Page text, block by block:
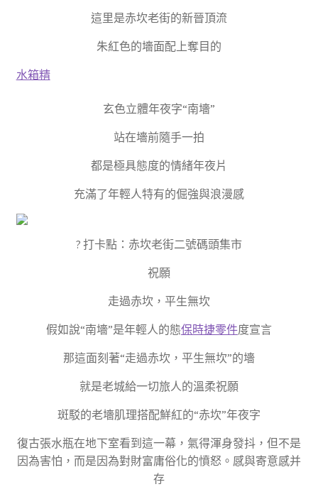
這里是赤坎老街的新晉頂流
朱紅色的墻面配上奪目的
水箱精
玄色立體年夜字“南墻”
站在墻前隨手一拍
都是極具態度的情緒年夜片
充滿了年輕人特有的倔強與浪漫感
? 打卡點：赤坎老街二號碼頭集市
祝願
走過赤坎，平生無坎
假如說“南墻”是年輕人的態保時捷零件度宣言
那這面刻著“走過赤坎，平生無坎”的墻
就是老城給一切旅人的溫柔祝願
斑駁的老墻肌理搭配鮮紅的“赤坎”年夜字
復古張水瓶在地下室看到這一幕，氣得渾身發抖，但不是
因為害怕，而是因為對財富庸俗化的憤怒。感與寄意感并
存